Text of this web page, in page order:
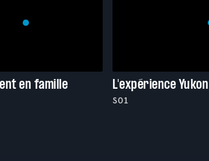
en famille L'expérience Yukon
S01